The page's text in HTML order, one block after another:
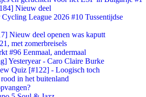
Nieuw deel
League 2026 #10 Tussentijdse
Nieuw deel openen was kaputt
met zomerbreisels
#96 Eenmaal, andermaal
Yesteryear - Caro Claire Burke
Quiz [#122] - Loogisch toch
in het buitenland